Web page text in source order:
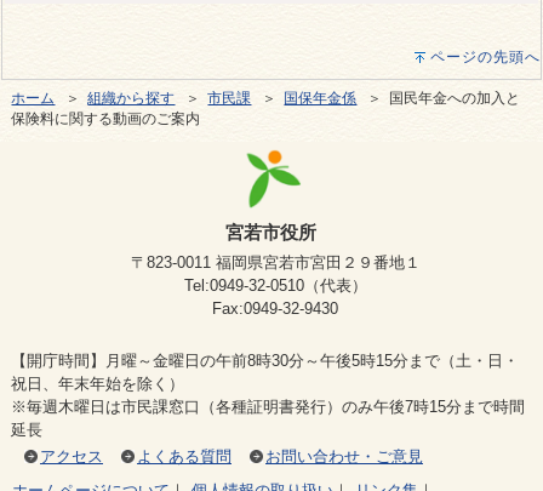
ページの先頭へ
ホーム ＞組織から探す ＞市民課 ＞ 国保年金係 ＞ 国民年金への加入と
保険料に関する動画のご案内
宮若市役所
〒823-0011 福岡県宮若市宮田２９番地１
Tel:0949-32-0510（代表）
Fax:0949-32-9430
【開庁時間】月曜～金曜日の午前8時30分～午後5時15分まで（土・日・
祝日、年末年始を除く）
※毎週木曜日は市民課窓口（各種証明書発行）のみ午後7時15分まで時間
延長
アクセス
よくある質問
お問い合わせ・ご意見